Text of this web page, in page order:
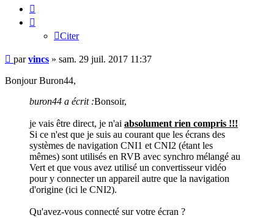
Citer
Message
parvincs » sam. 29 juil. 2017 11:37
Bonjour Buron44,
buron44 a écrit :Bonsoir,
je vais être direct, je n'ai absolument rien compris !!!
Si ce n'est que je suis au courant que les écrans des
systèmes de navigation CNI1 et CNI2 (étant les
mêmes) sont utilisés en RVB avec synchro mélangé au
Vert et que vous avez utilisé un convertisseur vidéo
pour y connecter un appareil autre que la navigation
d'origine (ici le CNI2).
Qu'avez-vous connecté sur votre écran ?